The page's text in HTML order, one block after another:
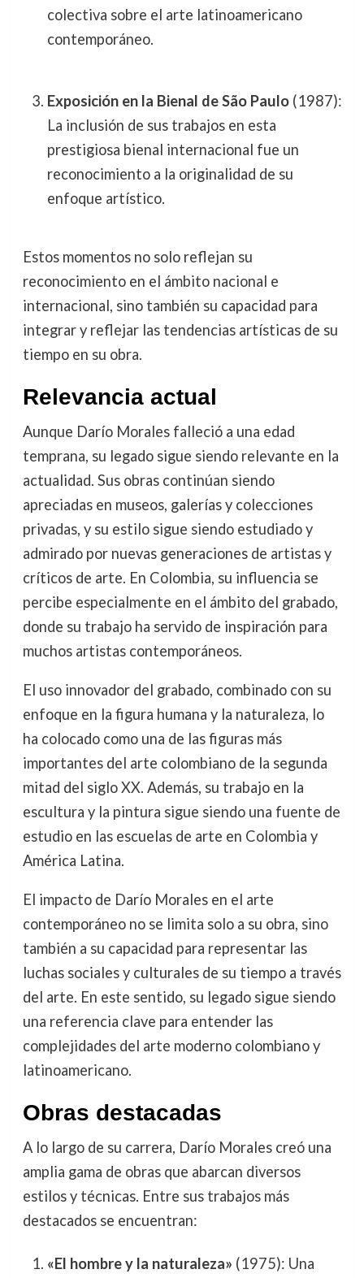
colectiva sobre el arte latinoamericano
contemporáneo.
Exposición en la Bienal de São Paulo(1987):
La inclusión de sus trabajos en esta
prestigiosa bienal internacional fue un
reconocimiento a la originalidad de su
enfoque artístico.
Estos momentos no solo reflejan su
reconocimiento en el ámbito nacional e
internacional, sino también su capacidad para
integrar y reflejar las tendencias artísticas de su
tiempo en su obra.
Relevancia actual
Aunque Darío Morales falleció a una edad
temprana, su legado sigue siendo relevante en la
actualidad. Sus obras continúan siendo
apreciadas en museos, galerías y colecciones
privadas, y su estilo sigue siendo estudiado y
admirado por nuevas generaciones de artistas y
críticos de arte. En Colombia, su influencia se
percibe especialmente en el ámbito del grabado,
donde su trabajo ha servido de inspiración para
muchos artistas contemporáneos.
El uso innovador del grabado, combinado con su
enfoque en la figura humana y la naturaleza, lo
ha colocado como una de las figuras más
importantes del arte colombiano de la segunda
mitad del siglo XX. Además, su trabajo en la
escultura y la pintura sigue siendo una fuente de
estudio en las escuelas de arte en Colombia y
América Latina.
El impacto de Darío Morales en el arte
contemporáneo no se limita solo a su obra, sino
también a su capacidad para representar las
luchas sociales y culturales de su tiempo a través
del arte. En este sentido, su legado sigue siendo
una referencia clave para entender las
complejidades del arte moderno colombiano y
latinoamericano.
Obras destacadas
A lo largo de su carrera, Darío Morales creó una
amplia gama de obras que abarcan diversos
estilos y técnicas. Entre sus trabajos más
destacados se encuentran:
«El hombre y la naturaleza» (1975): Una